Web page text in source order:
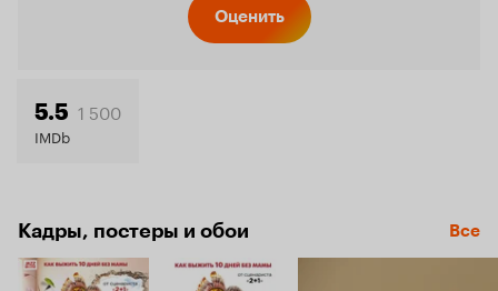
Оценить
5.5 1 500
IMDb
Кадры, постеры и обои Все